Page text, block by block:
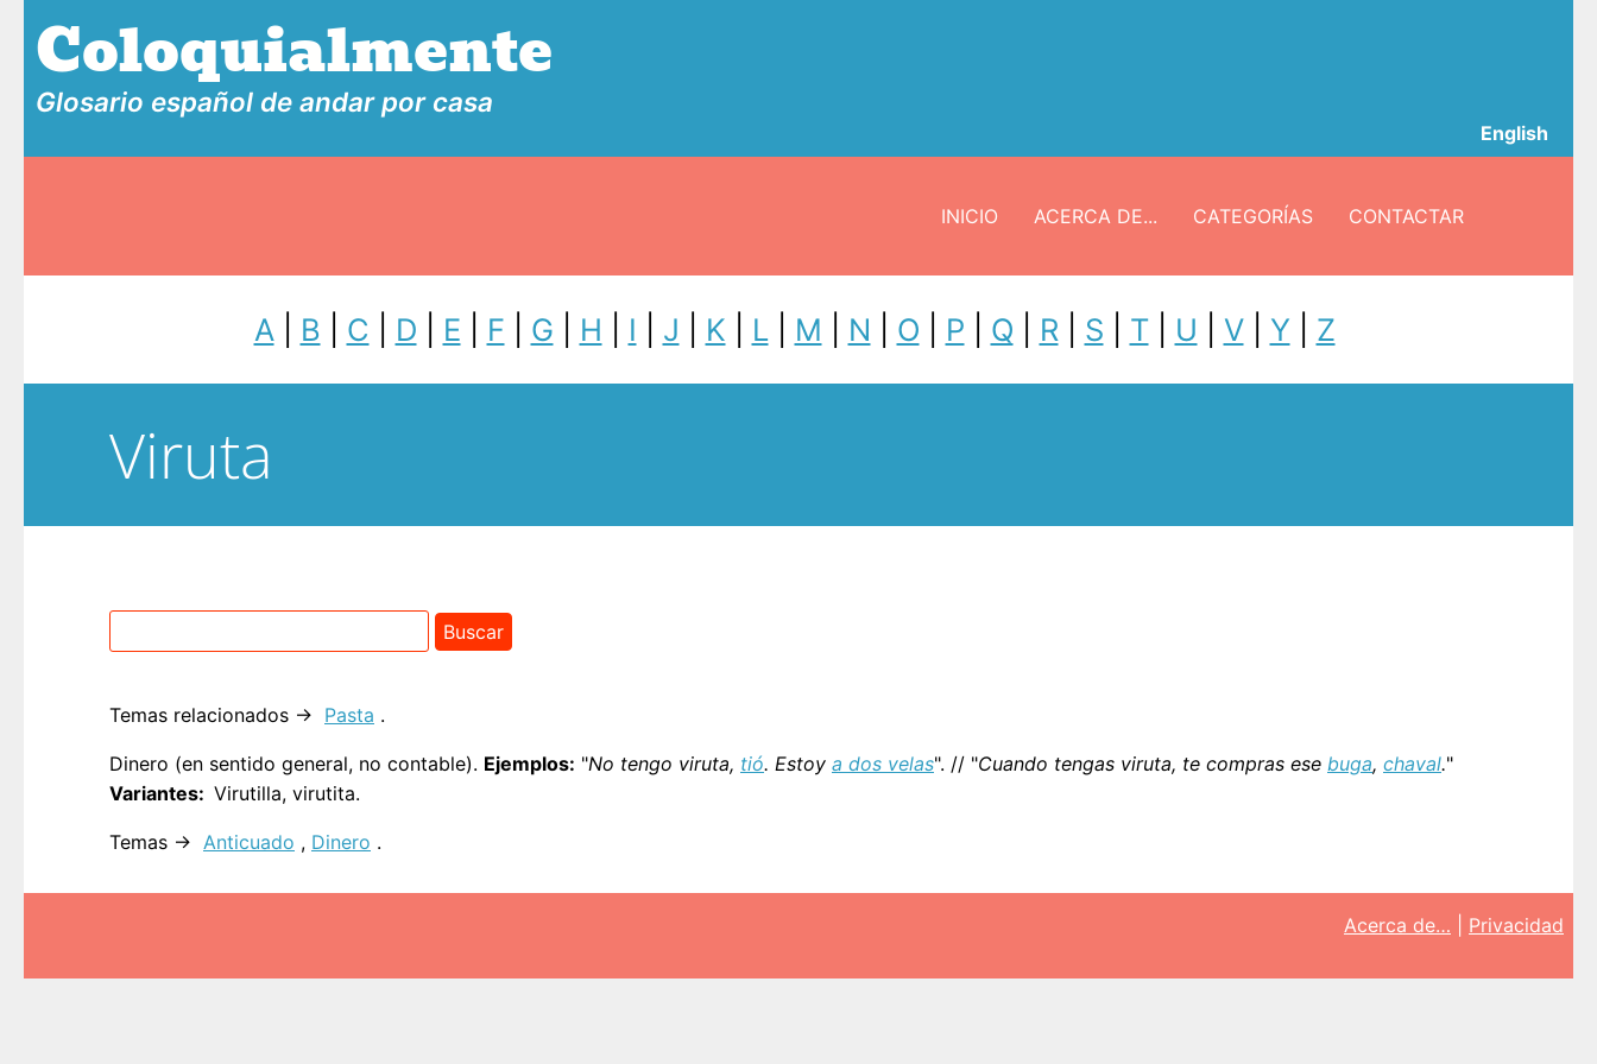
Coloquialmente
Glosario español de andar por casa
English
INICIO ACERCA DE... CATEGORÍAS CONTACTAR
A B C D E F G H I J K L| M N O P Q R S T| U V| Y Z
Viruta
Temas relacionados → Pasta .
Dinero (en sentido general, no contable). Ejemplos: "No tengo viruta, tió. Estoy a dos velas". // "Cuando tengas viruta, te compras ese buga, chaval."
Variantes
Virutilla, virutita.
Temas → Anticuado , Dinero .
Acerca de… Privacidad